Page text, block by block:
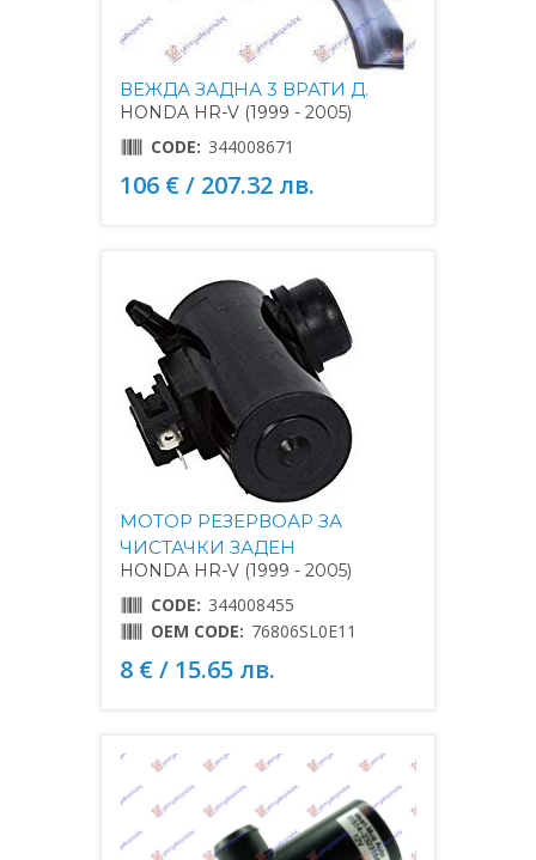
ВЕЖДА ЗАДНА 3 ВРАТИ Д.
HONDA HR-V (1999 - 2005)
CODE: 344008671
106 € / 207.32 лв.
МОТОР РЕЗЕРВОАР ЗА
ЧИСТАЧКИ ЗАДЕН
HONDA HR-V (1999 - 2005)
CODE: 344008455
OEM CODE: 76806SL0E11
8 € / 15.65 лв.